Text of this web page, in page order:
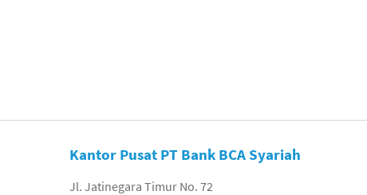
Kantor Pusat PT Bank BCA Syariah
Jl. Jatinegara Timur No. 72